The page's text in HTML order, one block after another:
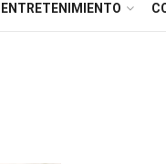
ENTRETENIMIENTO